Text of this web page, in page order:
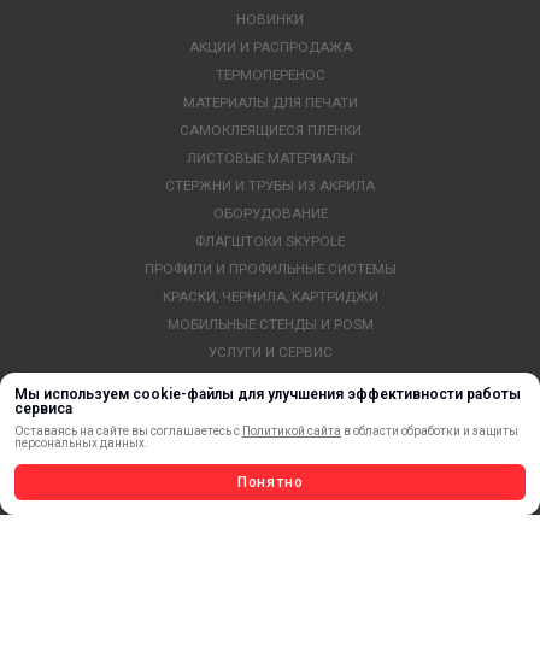
Мы используем cookie-файлы для улучшения эффективности работы
сервиса
Оставаясь на сайте вы соглашаетесь с Политикой сайта в области обработки и защиты
персональных данных.
Понятно
НОВИНКИ
АКЦИИ И РАСПРОДАЖА
ТЕРМОПЕРЕНОС
МАТЕРИАЛЫ ДЛЯ ПЕЧАТИ
САМОКЛЕЯЩИЕСЯ ПЛЕНКИ
ЛИСТОВЫЕ МАТЕРИАЛЫ
СТЕРЖНИ И ТРУБЫ ИЗ АКРИЛА
ОБОРУДОВАНИЕ
ФЛАГШТОКИ SKYPOLE
ПРОФИЛИ И ПРОФИЛЬНЫЕ СИСТЕМЫ
КРАСКИ, ЧЕРНИЛА, КАРТРИДЖИ
МОБИЛЬНЫЕ СТЕНДЫ И POSM
УСЛУГИ И СЕРВИС
СВЕТОТЕХНИКА
КЛЕЕВЫЕ ТЕХНОЛОГИИ
КРЕПЕЖ И ФУРНИТУРА
ВЕСЬ КАТАЛОГ >